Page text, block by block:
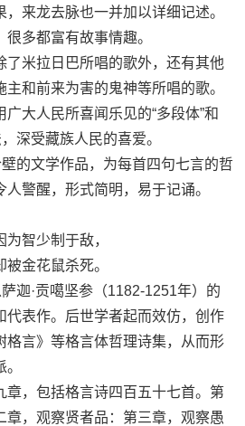
来龙去脉也一并加以详细记述。
多都富有故事情趣。
米拉日巴所唱的歌外，还有其他
和前来为害的鬼神等所唱的歌。
大人民所喜闻乐见的“多段体”和
深受藏族人民的喜爱。
的文学作品，为每首四句七言的哲
警醒，形式简明，易于记诵。
智少制于敌，
金花鼠杀死。
迦·贡噶坚参（1182-1251年）的
代表作。后世学者起而效仿，创作
格言》等格言体哲理诗集，从而形
，包括格言诗四百五十七首。第
章，观察贤者品：第三章，观察愚